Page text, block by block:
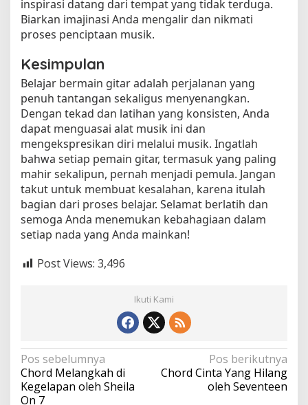
inspirasi datang dari tempat yang tidak terduga.
Biarkan imajinasi Anda mengalir dan nikmati
proses penciptaan musik.
Kesimpulan
Belajar bermain gitar adalah perjalanan yang
penuh tantangan sekaligus menyenangkan.
Dengan tekad dan latihan yang konsisten, Anda
dapat menguasai alat musik ini dan
mengekspresikan diri melalui musik. Ingatlah
bahwa setiap pemain gitar, termasuk yang paling
mahir sekalipun, pernah menjadi pemula. Jangan
takut untuk membuat kesalahan, karena itulah
bagian dari proses belajar. Selamat berlatih dan
semoga Anda menemukan kebahagiaan dalam
setiap nada yang Anda mainkan!
Post Views: 3,496
Ikuti Kami
N
a
v
Pos sebelumnya
Chord Melangkah di
Kegelapan oleh Sheila
On 7
Pos berikutnya
Chord Cinta Yang Hilang
oleh Seventeen